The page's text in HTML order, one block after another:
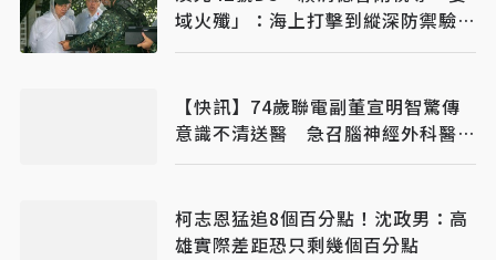
域火殲」：海上打擊到縱深防禦驗證
整體戰力
【快訊】74歲聯電副董宣明智驚傳
意識不清送醫 急召腦神經外科醫開
刀
柯志恩猛追8個百分點！沈政男：高
雄實際差距恐只剩幾個百分點